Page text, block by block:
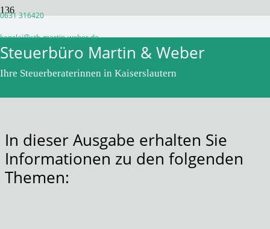
0631 316420
kanzlei@stb-martin-weber.de
Steuerbüro Martin & Weber
Ihre Steuerberaterinnen in Kaiserslautern
Monatsinformation November
2022
In dieser Ausgabe erhalten Sie
Informationen zu den folgenden
Themen: